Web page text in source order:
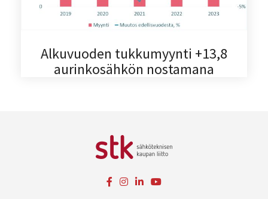
Alkuvuoden tukkumyynti +13,8
aurinkosähkön nostamana